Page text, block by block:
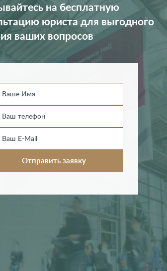
на бесплатную
юриста для выгодного
ваших вопросов